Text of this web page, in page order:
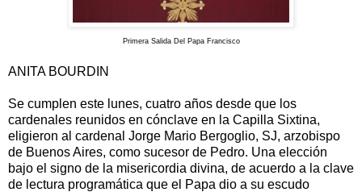
Primera Salida Del Papa Francisco
ANITA BOURDIN
Se cumplen este lunes, cuatro años desde que los
cardenales reunidos en cónclave en la Capilla Sixtina,
eligieron al cardenal Jorge Mario Bergoglio, SJ, arzobispo
de Buenos Aires, como sucesor de Pedro. Una elección
bajo el signo de la misericordia divina, de acuerdo a la clave
de lectura programática que el Papa dio a su escudo